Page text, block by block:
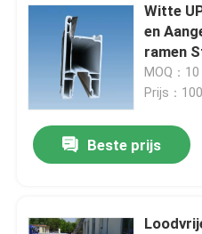
Witte
en
ramen
MOQ：
Prijs：
Beste prijs